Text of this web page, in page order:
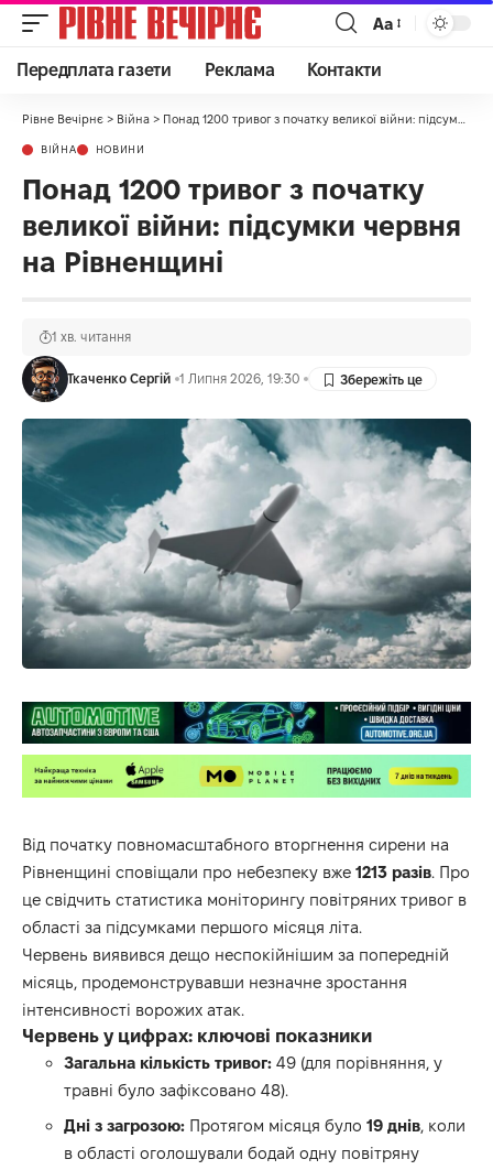
Аа
Передплата газети Реклама Контакти
Рівне Вечірнє > Війна > Понад 1200 тривог з початку великої війни: підсумки червня на Рівненщині
ВІЙНА НОВИНИ
Понад 1200 тривог з початку
великої війни: підсумки червня
на Рівненщині
Ткаченко Сергій 1 Липня 2026, 19:30
1 хв. читання
Від початку повномасштабного вторгнення сирени на
Рівненщині сповіщали про небезпеку вже 1213 разів. Про
це свідчить статистика моніторингу повітряних тривог в
області за підсумками першого місяця літа.
Червень виявився дещо неспокійнішим за попередній
місяць, продемонструвавши незначне зростання
інтенсивності ворожих атак.
Червень у цифрах: ключові показники
Загальна кількість тривог:49 (для порівняння, у
травні було зафіксовано 48).
Дні з загрозою:Протягом місяця було 19 днів, коли
в області оголошували бодай одну повітряну